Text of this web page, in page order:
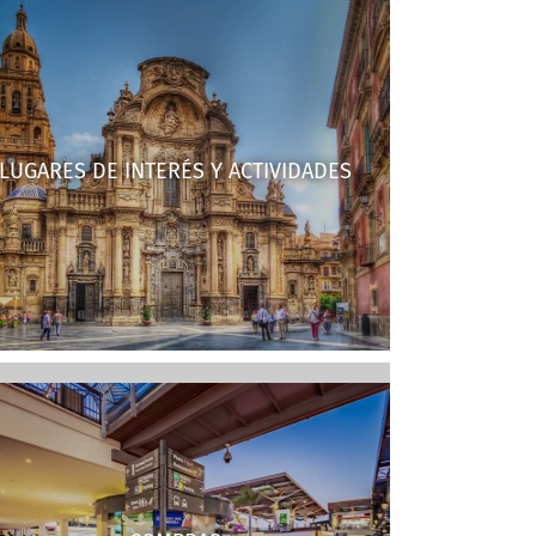
DE INTERÉS Y ACTIVIDADES